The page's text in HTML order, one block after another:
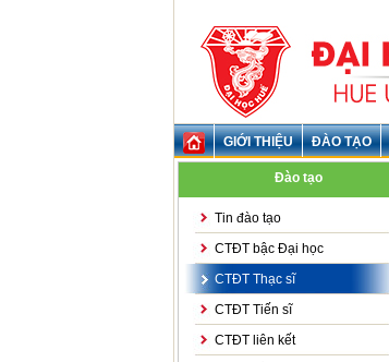
GIỚI THIỆU ĐÀO TẠO
Đào tạo
Tin đào tạo
CTĐT bậc Đại học
CTĐT Thạc sĩ
CTĐT Tiến sĩ
CTĐT liên kết